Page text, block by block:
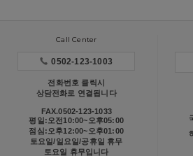
Call Center
0502-123-1003
전화번호 클릭시
상담전화로 연결됩니다
FAX.0502-123-1033
평일:오전10:00~오후05:00
점심:오후12:00~오후01:00
토요일/일요일/공휴일 휴무
토요일 휴무입니다